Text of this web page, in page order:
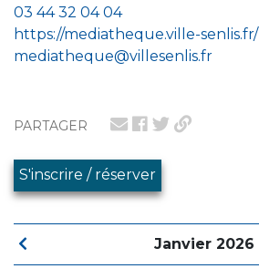
PARTAGER
S'inscrire / réserver
Janvier 2026
03 44 32 04 04
https://mediatheque.ville-senlis.fr/
mediatheque@villesenlis.fr